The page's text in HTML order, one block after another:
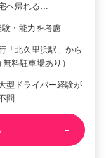
へ帰れる…
・能力を考慮
「北久里浜駅」から
料駐車場あり）
ドライバー経験が
問